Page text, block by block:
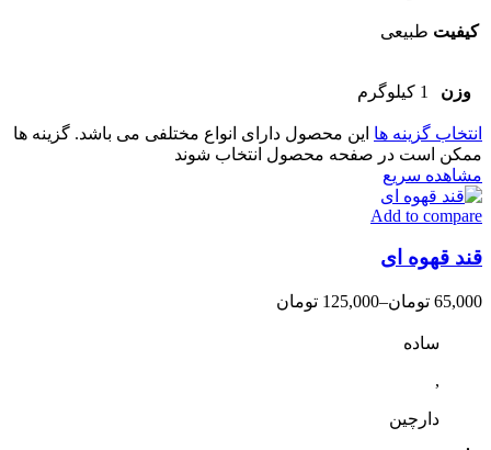
کیفیت طبیعی
وزن 1 کیلوگرم
انتخاب گزینه ها این محصول دارای انواع مختلفی می باشد. گزینه ها
ممکن است در صفحه محصول انتخاب شوند
مشاهده سریع
Add to compare
قند قهوه ای
65,000 تومان–
125,000 تومان
ساده
,
دارچین